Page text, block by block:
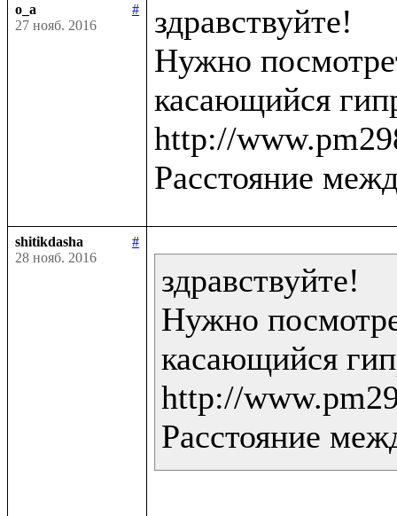
o_a
#
27 нояб. 2016
здравствуйте!
Нужно
касающийся
http://
Расстояние
shitikdasha
#
28 нояб. 2016
здравствуйте!
Нужно
касающийся
http://
Расстояние